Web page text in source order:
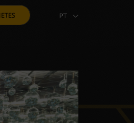
PT